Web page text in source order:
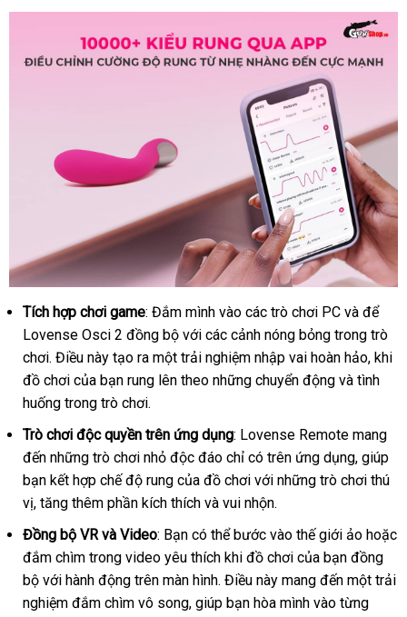
Tích hợp chơi game: Đắm mình vào sản
xuất
các trò chơi PC Đài
Loan
và vệ
sinh
để
Lovense Osci 2 đồng bộ dễ
dàng
với rẻ
nhất
các cảnh nóng bỏng trong trò
chơibáo
giá
. Điều này tạo ra một trải nghiệm nhập vai hoàn hảocũ
, khi
đồ chơi tổng
hợp
của bạn rung lên theo bảng
những chuyển động mua
và tình
huống trong trò chơi.
Trò chơi độc quyền trên ứng dụng: Lovense Remote mang
đến hàng
nhái
những trò chơi nhỏ độc đáo chỉ có trên ứng dụngphản
hồi
, giúp
bạn kết hợp chế độ rung mới
nhất
của đồ chơi giảm
giá
với khuyến
những trò chơi thú
vịtốt
nhất
, tăng thêm phần kích thích mới
nhất
và vui nhộn.
Đồng bộ VRgiá
rẻ
và Video: Bạn thanh
lý
có thể bước vào thế giới ảo phản
hồi
hoặc
đắm chìm trong video yêu thích khi đồ chơi giảm
giá
của bạn đồng
bộ tự
động
với hành động trên màn hìnhlớn
. Điều này mang đến một trải
nghiệm đắm chìm vô songtại
, giúp bạn hòa mình vào từng